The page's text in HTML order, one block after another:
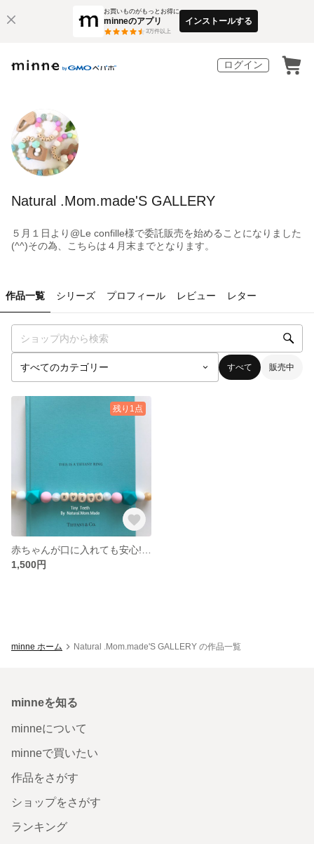
お買いものがもっとお得に
minneのアプリ
3万件以上
インストールする
ログイン
Natural .Mom.made'S GALLERY
５月１日より@Le confille様で委託販売を始めることになりました
(^^)その為、こちらは４月末までとなります。
作品一覧 シリーズ プロフィール レビュー レター
すべて 販売中
残り1点
1,500円
minne ホーム Natural .Mom.made'S GALLERY の作品一覧
minneを知る
minneについて
minneで買いたい
作品をさがす
ショップをさがす
ランキング